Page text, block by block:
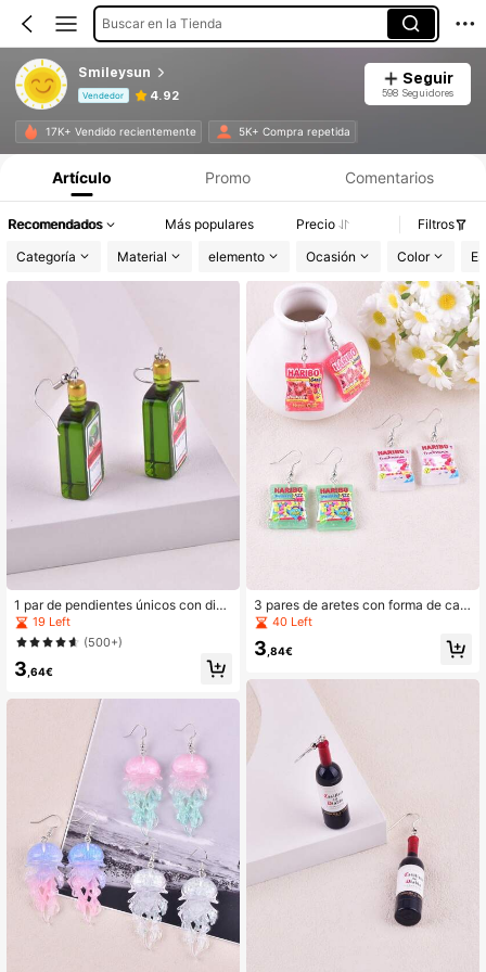
Buscar en la Tienda
Smileysun
Vendedor 4.92
Seguir
598 Seguidores
17K+ Vendido recientemente 5K+ Compra repetida
Artículo Promo Comentarios
Recomendados Más populares Precio
Filtros
Categoría
Material elemento Ocasión Color
1 par de pendientes únicos con dise
ño 3D de botella de vino para mujer
es
19 Left
(500+)
3 ,64€
3 pares de aretes con forma de car
amelos de goma, decoraciones de j
40 Left
3 ,84€